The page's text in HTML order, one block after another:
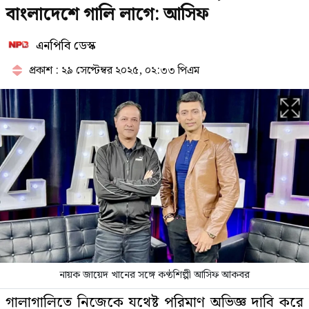
ভুক্তভোগী দুই শিক্ষার্থীকেই টিসি
মন্ত্রিসভায় যোগ হচ্ছে নতুন মুখ,
আলোচনায় যারা
উসকানিমূলক অপপ্রচার নিয়ে পুলিশের
সতর্কবার্তা
যে ৩ উপায়ে জানা যাবে এসএসসির ফল
বাংলাদেশে গালি লাগে: আসিফ
এনপিবি ডেস্ক
প্রকাশ : ২৯ সেপ্টেম্বর ২০২৫, ০২:৩৩ পিএম
নায়ক জায়েদ খানের সঙ্গে কণ্ঠশিল্পী আসিফ আকবর
গালাগালিতে নিজেকে যথেষ্ট পরিমাণ অভিজ্ঞ দাবি করে